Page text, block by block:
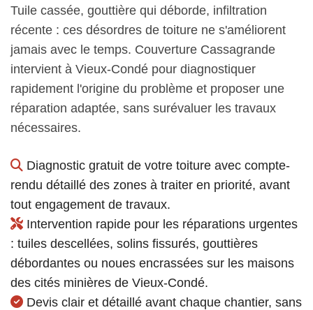
Tuile cassée, gouttière qui déborde, infiltration
récente : ces désordres de toiture ne s'améliorent
jamais avec le temps. Couverture Cassagrande
intervient à Vieux-Condé pour diagnostiquer
rapidement l'origine du problème et proposer une
réparation adaptée, sans surévaluer les travaux
nécessaires.
Diagnostic gratuit de votre toiture avec compte-
rendu détaillé des zones à traiter en priorité, avant
tout engagement de travaux.
Intervention rapide pour les réparations urgentes
: tuiles descellées, solins fissurés, gouttières
débordantes ou noues encrassées sur les maisons
des cités minières de Vieux-Condé.
Devis clair et détaillé avant chaque chantier, sans